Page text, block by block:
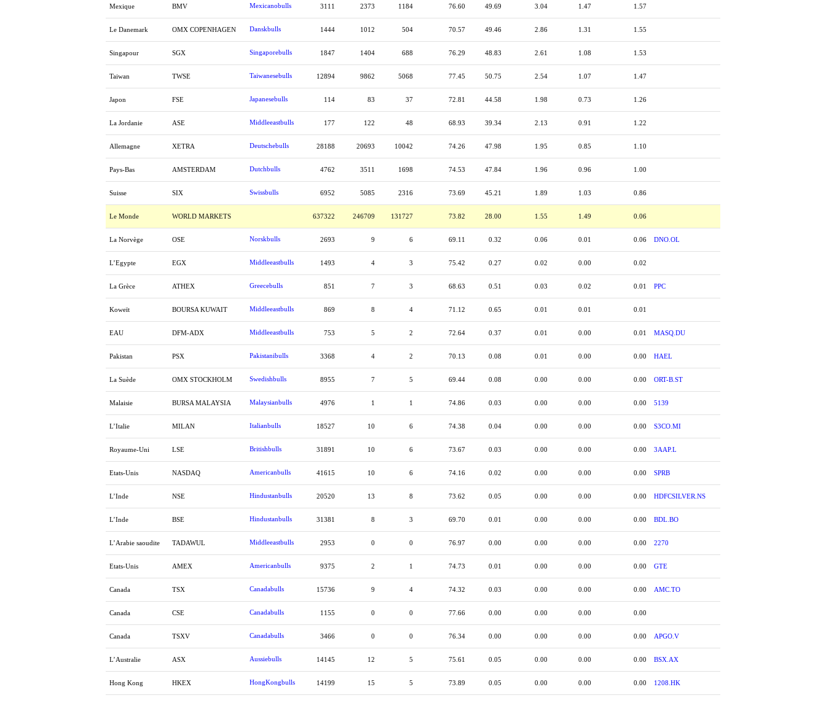
Mexique BMV Mexicanobulls 3111 2373 1184 76.60 49.69 3.04 1.47 1.57
Le Danemark OMX COPENHAGEN Danskbulls 1444 1012 504 70.57 49.46 2.86 1.31 1.55
Singapour SGX Singaporebulls 1847 1404 688 76.29 48.83 2.61 1.08 1.53
Taiwan TWSE Taiwanesebulls 12894 9862 5068 77.45 50.75 2.54 1.07 1.47
Japon FSE Japanesebulls 114 83 37 72.81 44.58 1.98 0.73 1.26
La Jordanie ASE Middleeastbulls 177 122 48 68.93 39.34 2.13 0.91 1.22
Allemagne XETRA Deutschebulls 28188 20693 10042 74.26 47.98 1.95 0.85 1.10
Pays-Bas AMSTERDAM Dutchbulls 4762 3511 1698 74.53 47.84 1.96 0.96 1.00
Suisse SIX Swissbulls 6952 5085 2316 73.69 45.21 1.89 1.03 0.86
Le Monde WORLD MARKETS 637322 246709 131727 73.82 28.00 1.55 1.49 0.06
La Norvège OSE Norskbulls 2693 9 6 69.11 0.32 0.06 0.01 0.06 DNO.OL
L’Egypte EGX Middleeastbulls 1493 4 3 75.42 0.27 0.02 0.00 0.02
La Grèce ATHEX Greecebulls 851 7 3 68.63 0.51 0.03 0.02 0.01 PPC
Koweït BOURSA KUWAIT Middleeastbulls 869 8 4 71.12 0.65 0.01 0.01 0.01
EAU DFM-ADX Middleeastbulls 753 5 2 72.64 0.37 0.01 0.00 0.01 MASQ.DU
Pakistan PSX Pakistanibulls 3368 4 2 70.13 0.08 0.01 0.00 0.00 HAEL
La Suède OMX STOCKHOLM Swedishbulls 8955 7 5 69.44 0.08 0.00 0.00 0.00 ORT-B.ST
Malaisie BURSA MALAYSIA Malaysianbulls 4976 1 1 74.86 0.03 0.00 0.00 0.00 5139
L’Italie MILAN Italianbulls 18527 10 6 74.38 0.04 0.00 0.00 0.00 S3CO.MI
Royaume-Uni LSE Britishbulls 31891 10 6 73.67 0.03 0.00 0.00 0.00 3AAP.L
Etats-Unis NASDAQ Americanbulls 41615 10 6 74.16 0.02 0.00 0.00 0.00 SPRB
L’Inde NSE Hindustanbulls 20520 13 8 73.62 0.05 0.00 0.00 0.00 HDFCSILVER.NS
L’Inde BSE Hindustanbulls 31381 8 3 69.70 0.01 0.00 0.00 0.00 BDL.BO
L’Arabie saoudite TADAWUL Middleeastbulls 2953 0 0 76.97 0.00 0.00 0.00 0.00 2270
Etats-Unis AMEX Americanbulls 9375 2 1 74.73 0.01 0.00 0.00 0.00 GTE
Canada TSX Canadabulls 15736 9 4 74.32 0.03 0.00 0.00 0.00 AMC.TO
Canada CSE Canadabulls 1155 0 0 77.66 0.00 0.00 0.00 0.00
Canada TSXV Canadabulls 3466 0 0 76.34 0.00 0.00 0.00 0.00 APGO.V
L’Australie ASX Aussiebulls 14145 12 5 75.61 0.05 0.00 0.00 0.00 BSX.AX
Hong Kong HKEX HongKongbulls 14199 15 5 73.89 0.05 0.00 0.00 0.00 1208.HK